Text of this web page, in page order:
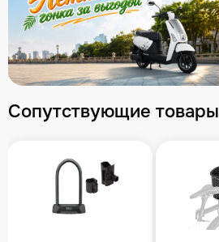
Сопутствующие товары